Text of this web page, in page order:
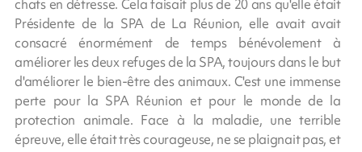
chats en détresse. Cela faisait plus de 20 ans qu'elle était
Présidente de la SPA de La Réunion, elle avait avait
consacré énormément de temps bénévolement à
améliorer les deux refuges de la SPA, toujours dans le but
d'améliorer le bien-être des animaux. C'est une immense
perte pour la SPA Réunion et pour le monde de la
protection animale. Face à la maladie, une terrible
épreuve, elle était très courageuse, ne se plaignait pas, et